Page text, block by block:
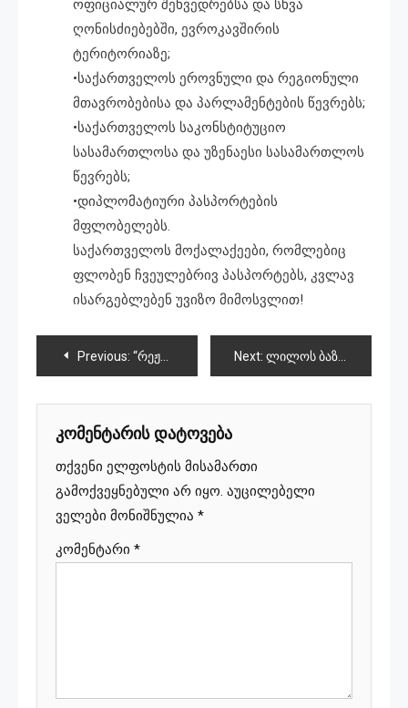
ოფიციალურ შეხვედრებსა და სხვა
ღონისძიებებში, ევროკავშირის
ტერიტორიაზე;
•საქართველოს ეროვნული და რეგიონული
მთავრობებისა და პარლამენტების წევრებს;
•საქართველოს საკონსტიტუციო
სასამართლოსა და უზენაესი სასამართლოს
წევრებს;
•დიპლომატიური პასპორტების
მფლობელებს.
საქართველოს მოქალაქეები, რომლებიც
ფლობენ ჩვეულებრივ პასპორტებს, კვლავ
ისარგებლებენ უვიზო მიმოსვლით!
პოსტის
ნავიგაცია
Previous: “რეჟიმი და პირადად ივანიშვილი, რომ დამეგმო მილიონ დოლარს მთავაზობდნენ” Next: ლილოს ბაზრობაზე ხანძარია
კომენტარის დატოვება
თქვენი ელფოსტის მისამართი
გამოქვეყნებული არ იყო. აუცილებელი
ველები მონიშნულია *
კომენტარი *